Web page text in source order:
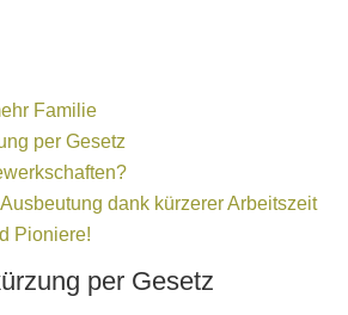
Familie
per Gesetz
dank kürzerer Arbeitszeit
Pioniere!
per Gesetz